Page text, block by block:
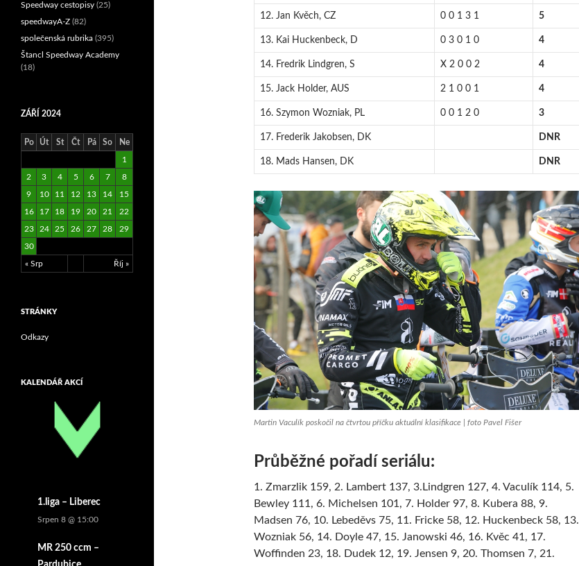
12. Jan Kvěch, CZ 0 0 1 3 1 5
13. Kai Huckenbeck, D 0 3 0 1 0 4
14. Fredrik Lindgren, S X 2 0 0 2 4
15. Jack Holder, AUS 2 1 0 0 1 4
16. Szymon Wozniak, PL 0 0 1 2 0 3
17. Frederik Jakobsen, DK DNR
18. Mads Hansen, DK DNR
Martin Vaculík poskočil na čtvrtou příčku aktuální klasifikace | foto Pavel Fišer
Průběžné pořadí seriálu:
1. Zmarzlik 159, 2. Lambert 137, 3.Lindgren 127, 4. Vaculík 114, 5.
Bewley 111, 6. Michelsen 101, 7. Holder 97, 8. Kubera 88, 9.
Madsen 76, 10. Lebeděvs 75, 11. Fricke 58, 12. Huckenbeck 58, 13.
Wozniak 56, 14. Doyle 47, 15. Janowski 46, 16. Kvěc 41, 17.
Woffinden 23, 18. Dudek 12, 19. Jensen 9, 20. Thomsen 7, 21.
Speedway cestopisy (25)
speedwayA-Z (82)
společenská rubrika (395)
Štancl Speedway Academy
(18)
ZÁŘÍ 2024
Po Út St Čt Pá So Ne
« Srp Říj »
1
2 3 4 5 6 7 8
9 10 11 12 13 14 15
16 17 18 19 20 21 22
23 24 25 26 27 28 29
30
STRÁNKY
Odkazy
KALENDÁŘ AKCÍ
1.liga – Liberec
Srpen 8 @ 15:00
MR 250 ccm –